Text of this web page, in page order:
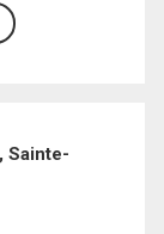
Sainte-